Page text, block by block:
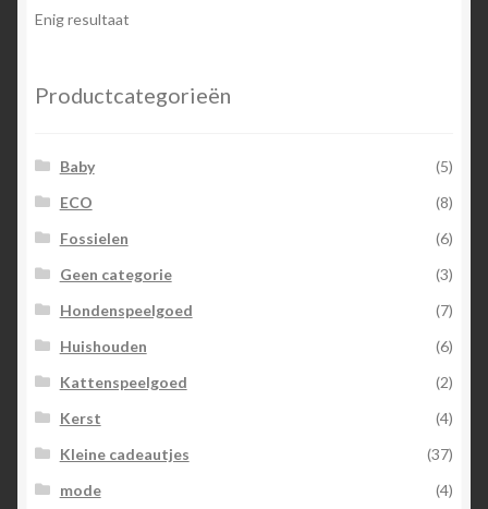
productpagina
Enig resultaat
Productcategorieën
Baby
(5)
ECO
(8)
Fossielen
(6)
Geen categorie
(3)
Hondenspeelgoed
(7)
Huishouden
(6)
Kattenspeelgoed
(2)
Kerst
(4)
Kleine cadeautjes
(37)
mode
(4)